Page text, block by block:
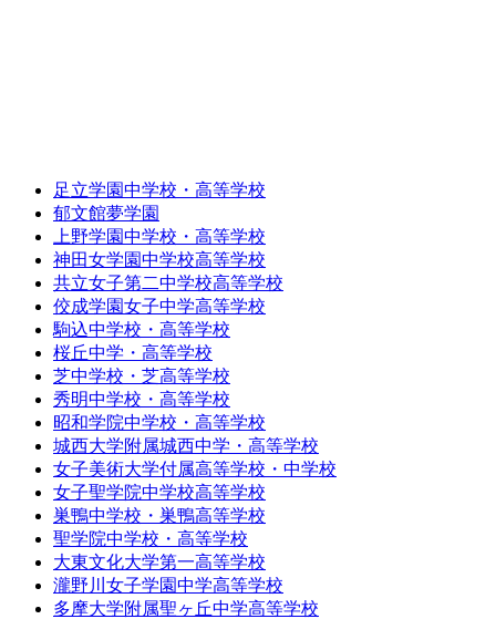
足立学園中学校・高等学校
郁文館夢学園
上野学園中学校・高等学校
神田女学園中学校高等学校
共立女子第二中学校高等学校
佼成学園女子中学高等学校
駒込中学校・高等学校
桜丘中学・高等学校
芝中学校・芝高等学校
秀明中学校・高等学校
昭和学院中学校・高等学校
城西大学附属城西中学・高等学校
女子美術大学付属高等学校・中学校
女子聖学院中学校高等学校
巣鴨中学校・巣鴨高等学校
聖学院中学校・高等学校
大東文化大学第一高等学校
瀧野川女子学園中学高等学校
多摩大学附属聖ヶ丘中学高等学校